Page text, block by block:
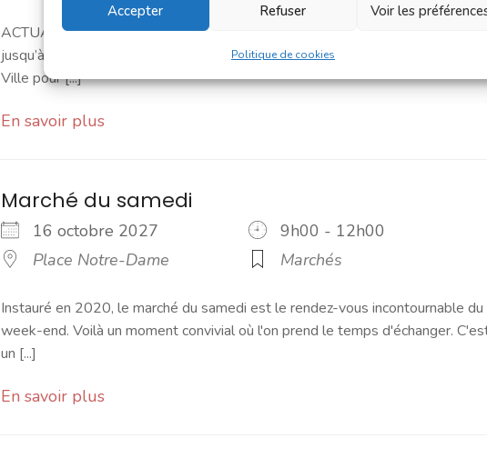
Accepter Refuser Voir les
Politique de cookies
ACTUALITÉ - Une navette Bastibus gratuite pour le marché Chaque jeudi
jusqu’à septembre, une navette Bastibus gratuite est mise en place par la
Ville pour [...]
En savoir plus
Marché du samedi
16 octobre 2027
9h00 - 12h00
Place Notre-Dame
Marchés
Instauré en 2020, le marché du samedi est le rendez-vous incontournable du
week-end. Voilà un moment convivial où l'on prend le temps d'échanger.
un [...]
En savoir plus